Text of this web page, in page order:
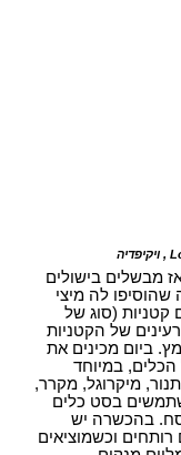
מבשלים בישולים
לה מיצי
קטניות (סוג של
של הקטניות
ביום מכינים את
במיוחד
מיקרוגל, מקרר,
בסט כלים
בהכשרה יש
וכשמוציאים